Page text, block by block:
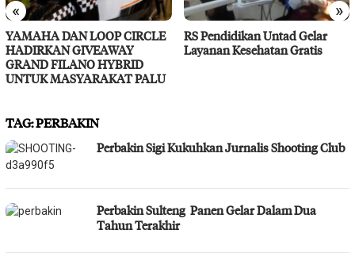
« »
YAMAHA DAN LOOP CIRCLE
HADIRKAN GIVEAWAY
GRAND FILANO HYBRID
UNTUK MASYARAKAT PALU
RS Pendidikan Untad Gelar
Layanan Kesehatan Gratis
TAG:PERBAKIN
Perbakin Sigi Kukuhkan Jurnalis Shooting Club
Perbakin Sulteng Panen Gelar Dalam Dua
Tahun Terakhir